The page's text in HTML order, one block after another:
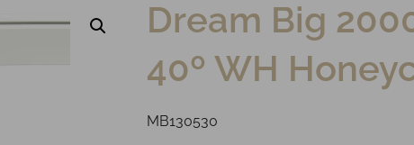
Dream Big
40º WH
MB130530